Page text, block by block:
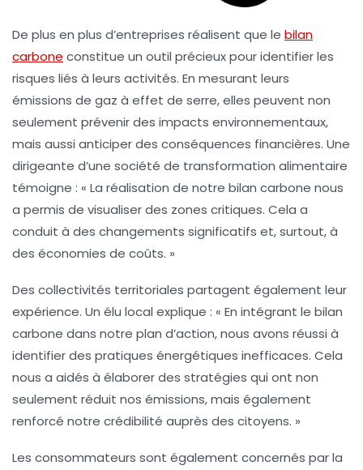
De plus en plus d’entreprises réalisent que le bilan
carbone constitue un outil précieux pour identifier les
risques liés à leurs activités. En mesurant leurs
émissions de gaz à effet de serre, elles peuvent non
seulement prévenir des impacts environnementaux,
mais aussi anticiper des conséquences financières. Une
dirigeante d’une société de transformation alimentaire
témoigne : « La réalisation de notre bilan carbone nous
a permis de visualiser des zones critiques. Cela a
conduit à des changements significatifs et, surtout, à
des économies de coûts. »
Des collectivités territoriales partagent également leur
expérience. Un élu local explique : « En intégrant le bilan
carbone dans notre plan d’action, nous avons réussi à
identifier des pratiques énergétiques inefficaces. Cela
nous a aidés à élaborer des stratégies qui ont non
seulement réduit nos émissions, mais également
renforcé notre crédibilité auprès des citoyens. »
Les consommateurs sont également concernés par la